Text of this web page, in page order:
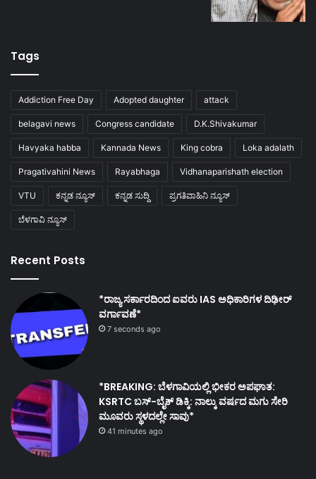
Tags
Addiction Free Day Adopted daughter attack
belagavi news Congress candidate D.K.Shivakumar
Havyaka habba Kannada News King cobra Loka adalath
Pragativahini News Rayabhaga Vidhanaparishath election
VTU ಕನ್ನಡ ನ್ಯೂಸ್ ಕನ್ನಡ ಸುದ್ದಿ ಪ್ರಗತಿವಾಹಿನಿ ನ್ಯೂಸ್
ಬೆಳಗಾವಿ ನ್ಯೂಸ್
Recent Posts
*ರಾಜ್ಯ ಸರ್ಕಾರದಿಂದ ಐವರು IAS ಅಧಿಕಾರಿಗಳ ದಿಢೀರ್
ವರ್ಗಾವಣೆ*
7 seconds ago
*BREAKING: ಬೆಳಗಾವಿಯಲ್ಲಿ ಭೀಕರ ಅಪಘಾತ:
KSRTC ಬಸ್-ಬೈಕ್ ಡಿಕ್ಕಿ: ನಾಲ್ಕು ವರ್ಷದ ಮಗು ಸೇರಿ
ಮೂವರು ಸ್ಥಳದಲ್ಲೇ ಸಾವು*
41 minutes ago